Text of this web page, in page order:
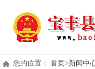
您的位置： 首页>新闻中